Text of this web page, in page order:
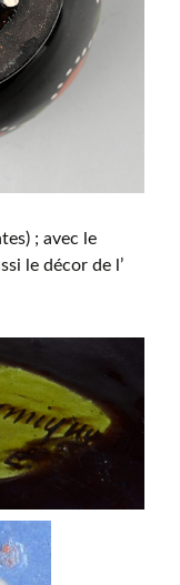
; avec le
le décor de l’